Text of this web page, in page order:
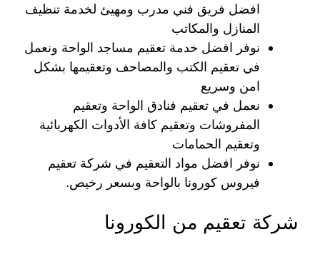
افضل فريق فني مدرب ومهيئ لخدمة تنظيف
المنازل والمكاتب
نوفر افضل خدمة تعقيم مساجد الواحة ونعمل
في تعقيم الكتب والمصاحف وتعقيمها بشكل
امن وسريع
نعمل في تعقيم فنادق الواحة وتعقيم
المفروشات وتعقيم كافة الأدوات الكهربائية
وتعقيم الحمامات
نوفر افضل مواد التعقيم في شركة تعقيم
فيروس كورونا بالواحة وبسعر رخيص.
شركة تعقيم من الكورونا